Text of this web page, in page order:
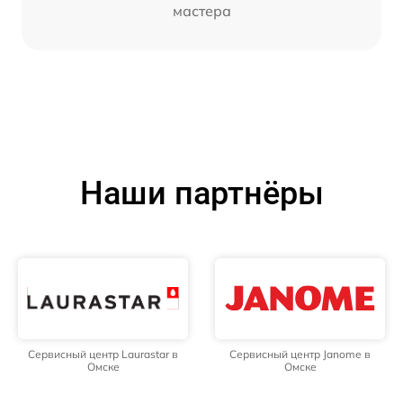
мастера
Наши партнёры
Сервисный центр Laurastar в
Омске
Сервисный центр Janome в
Омске